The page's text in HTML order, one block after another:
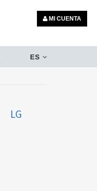
MI CUENTA
ES
LG